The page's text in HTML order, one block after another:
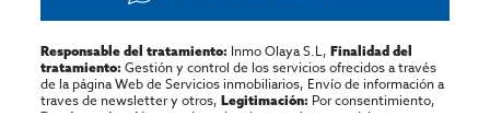
Responsable del tratamiento: Inmo Olaya S.L,Finalidad del
tratamiento: Gestión y control de los servicios ofrecidos a través
de la página Web de Servicios inmobiliarios, Envío de información a
traves de newsletter y otros,Legitimación: Por consentimiento,
Destinatarios:
No se cederan los datos, salvo para elaborar